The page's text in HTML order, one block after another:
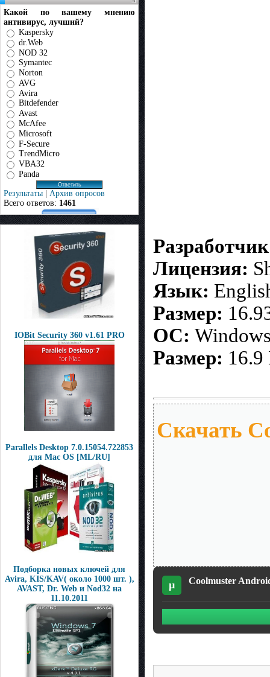
Какой по вашему мнению
антивирус, лучший?
Kaspersky
dr.Web
NOD 32
Symantec
Norton
AVG
Avira
Bitdefender
Avast
McAfee
Microsoft
F-Secure
TrendMicro
VBA32
Panda
Результаты | Архив опросов
Всего ответов: 1461
IOBit Security 360 v1.61 PRO
Parallels Desktop 7.0.15054.722853
для Mac OS [ML/RU]
Подборка новых ключей для
Avira, KIS/KAV( около 1000 шт. ),
AVAST, Dr. Web и Nod32 на
11.10.2011
Лицензия:
Язык:
Размер:
ОС:
Размер:
Скачать
µ Coolmuster